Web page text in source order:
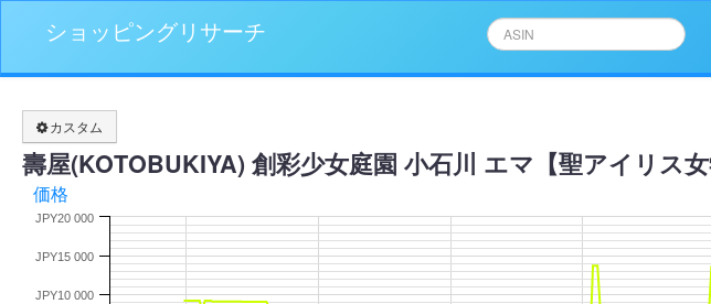
ショッピングリサーチ
カスタム
壽屋(KOTOBUKIYA) 創彩少女庭園 小石川 エマ【聖アイリス
価格
JPY10 000
JPY15 000
JPY20 000